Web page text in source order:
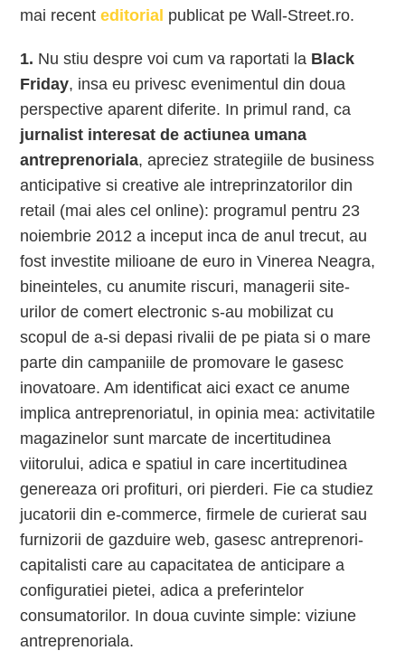
mai recenteditorial publicat pe Wall-Street.ro.
1. Nu stiu despre voi cum va raportati la Black
Friday, insa eu privesc evenimentul din doua
perspective aparent diferite. In primul rand, ca
jurnalist interesat de actiunea umana
antreprenoriala, apreciez strategiile de business
anticipative si creative ale intreprinzatorilor din
retail (mai ales cel online): programul pentru 23
noiembrie 2012 a inceput inca de anul trecut, au
fost investite milioane de euro in Vinerea Neagra,
bineinteles, cu anumite riscuri, managerii site-
urilor de comert electronic s-au mobilizat cu
scopul de a-si depasi rivalii de pe piata si o mare
parte din campaniile de promovare le gasesc
inovatoare. Am identificat aici exact ce anume
implica antreprenoriatul, in opinia mea: activitatile
magazinelor sunt marcate de incertitudinea
viitorului, adica e spatiul in care incertitudinea
genereaza ori profituri, ori pierderi. Fie ca studiez
jucatorii din e-commerce, firmele de curierat sau
furnizorii de gazduire web, gasesc antreprenori-
capitalisti care au capacitatea de anticipare a
configuratiei pietei, adica a preferintelor
consumatorilor. In doua cuvinte simple: viziune
antreprenoriala.